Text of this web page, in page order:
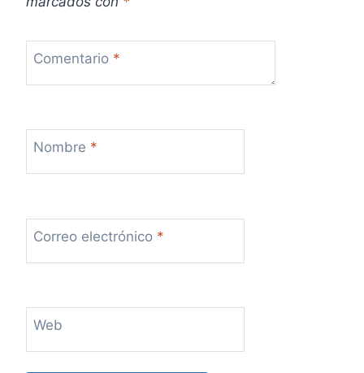
s
Comentario *
Nombre *
Correo electrónico *
Web